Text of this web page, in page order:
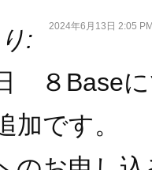
: 2024年6月13日 2:05
８Base
加です。